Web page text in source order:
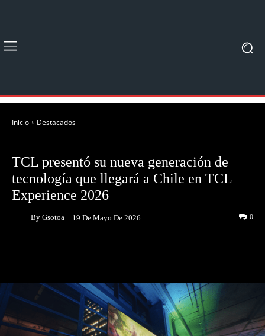
Inicio Destacados
TCL presentó su nueva generación de
tecnología que llegará a Chile en TCL
Experience 2026
By Gsotoa 19 De Mayo De 2026 0